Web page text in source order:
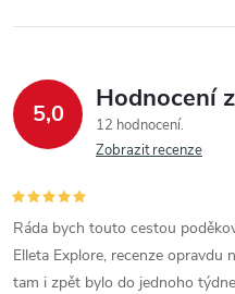
5,0 Hodnocení
12 hodnocení
Zobrazit recenze
Ráda bych touto cestou
Elleta Explore, recenze opravdu
tam i zpět bylo do jednoho